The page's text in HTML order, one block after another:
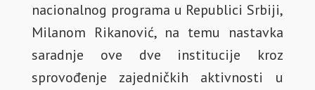
nacionalnog programa u Republici Srbiji,
Milanom Rikanović, na temu nastavka
saradnje ove dve institucije kroz
sprovođenje zajedničkih aktivnosti u